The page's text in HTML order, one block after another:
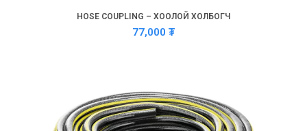
HOSE COUPLING – ХООЛОЙ ХОЛБОГЧ
77,000 ₮